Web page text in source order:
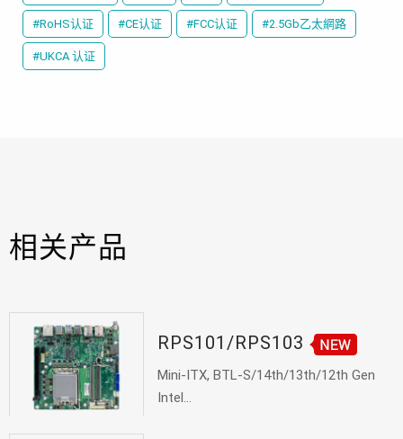
#RoHS认证 #CE认证 #FCC认证 #2.5Gb乙太網路
#UKCA 认证
相关产品
RPS101/RPS103
Mini-ITX, BTL-S/14th/13th/12th Gen
Intel...